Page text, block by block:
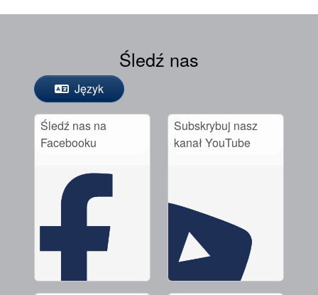
Śledź nas
Język
Śledź nas na
Facebooku
Subskrybuj nasz
kanał YouTube